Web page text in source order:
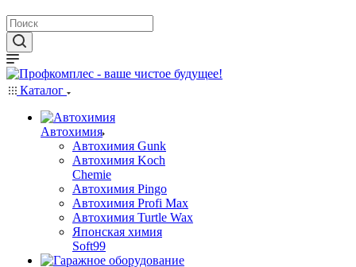
Каталог
Автохимия
Автохимия Gunk
Автохимия Koch
Chemie
Автохимия Pingo
Автохимия Profi Max
Автохимия Turtle Wax
Японская химия
Soft99